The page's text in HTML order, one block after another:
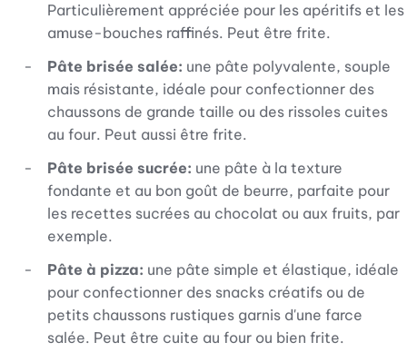
Particulièrement appréciée pour les apéritifs et les
amuse-bouches raffinés. Peut être frite.
Pâte brisée salée: une pâte polyvalente, souple
mais résistante, idéale pour confectionner des
chaussons de grande taille ou des rissoles cuites
au four. Peut aussi être frite.
Pâte brisée sucrée: une pâte à la texture
fondante et au bon goût de beurre, parfaite pour
les recettes sucrées au chocolat ou aux fruits, par
exemple.
Pâte à pizza: une pâte simple et élastique, idéale
pour confectionner des snacks créatifs ou de
petits chaussons rustiques garnis d'une farce
salée. Peut être cuite au four ou bien frite.